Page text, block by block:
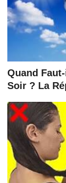
Quand
Soir ? La